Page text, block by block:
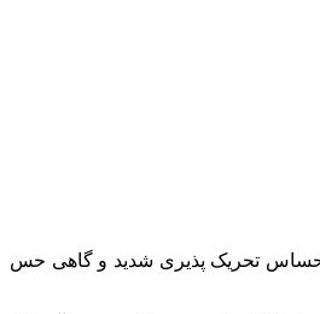
احساس تحریک‌ پذیری شدید و گاهی حس